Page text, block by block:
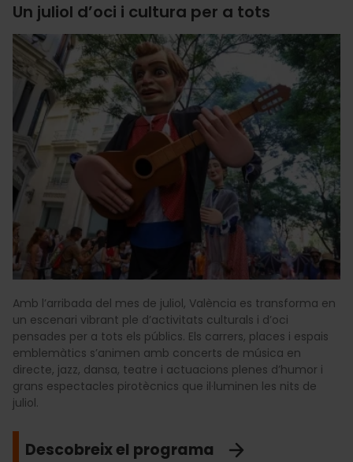
Un juliol d’oci i cultura per a tots
Amb l’arribada del mes de juliol, València es transforma en
un escenari vibrant ple d’activitats culturals i d’oci
pensades per a tots els públics. Els carrers, places i espais
emblemàtics s’animen amb concerts de música en
directe, jazz, dansa, teatre i actuacions plenes d’humor i
grans espectacles pirotècnics que il·luminen les nits de
juliol.
Descobreix el programa